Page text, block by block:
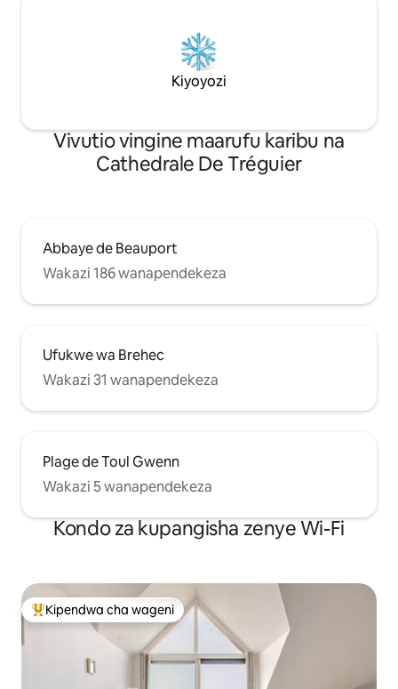
Kiyoyozi
Vivutio vingine maarufu karibu na
Cathedrale De Tréguier
Abbaye de Beauport
Wakazi 186 wanapendekeza
Ufukwe wa Brehec
Wakazi 31 wanapendekeza
Plage de Toul Gwenn
Wakazi 5 wanapendekeza
Kondo za kupangisha zenye Wi-Fi
Kipendwa maarufu cha wageni
Kipendwa cha wageni